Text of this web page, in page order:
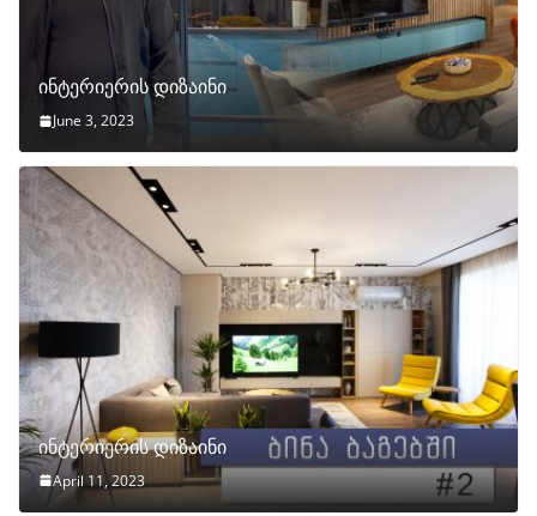
ინტერიერის დიზაინი
June 3, 2023
ინტერიერის დიზაინი
April 11, 2023